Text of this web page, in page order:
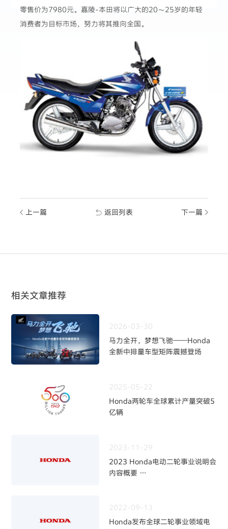
零售价为7980元。嘉陵-本田将以广大的20～25岁的年轻
消费者为目标市场，努力将其推向全国。
上一篇 返回列表 下一篇
相关文章推荐
2026-03-30
马力全开，梦想飞驰——Honda
全新中排量车型矩阵震撼登场
2025-05-22
Honda两轮车全球累计产量突破5
亿辆
2023-11-29
2023 Honda电动二轮事业说明会
内容概要
2022-09-13
Honda发布全球二轮事业领域电